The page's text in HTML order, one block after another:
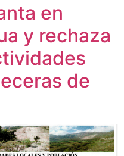
en
y rechaza
de